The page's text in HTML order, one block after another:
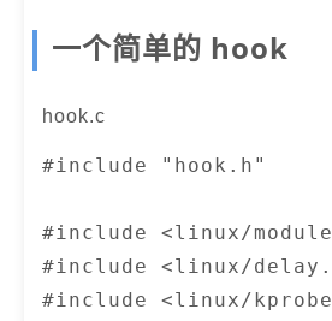
/* This function is
printk(KERN_INFO
module_init(
module_exit(
一个简单的 hook
hook.c
#include "hook.h"
#include <linux/
#include <linux/
#include <linux/